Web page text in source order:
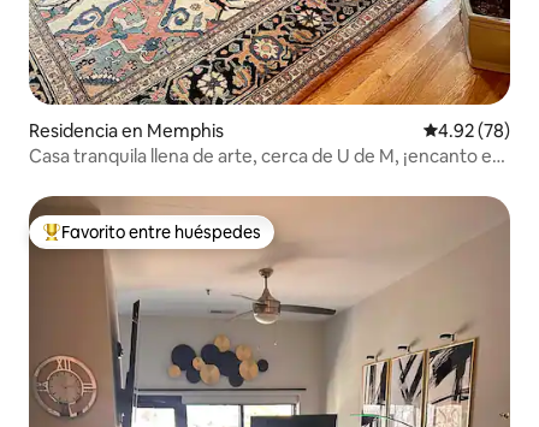
Residencia en Memphis Calificación
4.92 (78)
Casa tranquila llena de arte, cerca de U de M, ¡encanto en
De los mejores en Favorito entre huéspedes
Favorito entre huéspedes